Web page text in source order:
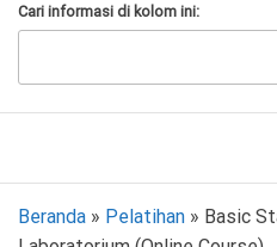
AhliLaboratorium
Cari informasi di kolom ini:
Beranda » Pelatihan » Basic